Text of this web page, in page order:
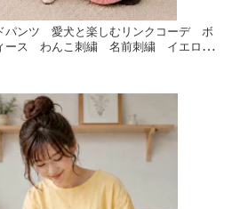
パンツ 愛犬と楽しむリンクコーデ ボ
ース わんこ刺繍 名前刺繍 イエロ
カイブルー オーナー様 犬柄 WAN
ええじゃないか！メディア掲載】